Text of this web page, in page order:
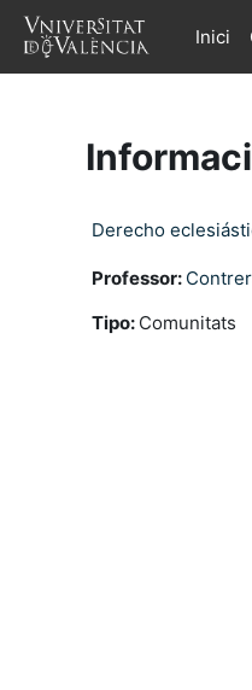
Ves al contingut principal
Inici
Derecho
Professor:
Tipo: Comunitats